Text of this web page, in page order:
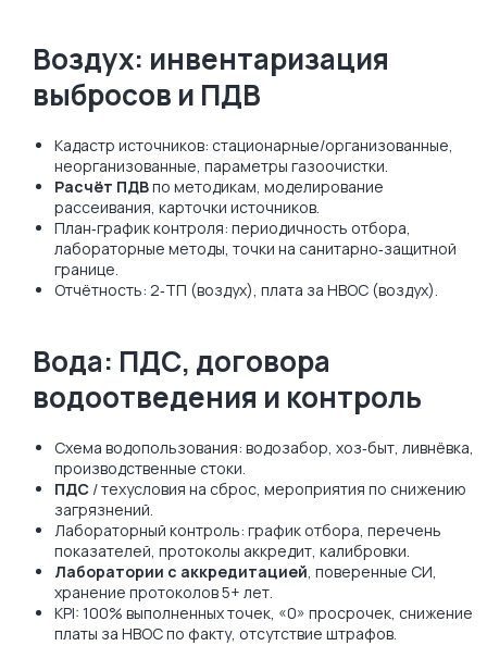
Воздух: инвентаризация
выбросов и ПДВ
Кадастр источников: стационарные/организованные,
неорганизованные, параметры газоочистки.
Расчёт ПДВпо методикам, моделирование
рассеивания, карточки источников.
План‑график контроля: периодичность отбора,
лабораторные методы, точки на санитарно‑защитной
границе.
Отчётность: 2‑ТП (воздух), плата за НВОС (воздух).
Вода: ПДС, договора
водоотведения и контроль
Схема водопользования: водозабор, хоз‑быт, ливнёвка,
производственные стоки.
ПДС / техусловия на сброс, мероприятия по снижению
загрязнений.
Лабораторный контроль: график отбора, перечень
показателей, протоколы аккредит, калибровки.
Лаборатории с аккредитацией, поверенные СИ,
хранение протоколов 5+ лет.
KPI: 100% выполненных точек, «0» просрочек, снижение
платы за НВОС по факту, отсутствие штрафов.